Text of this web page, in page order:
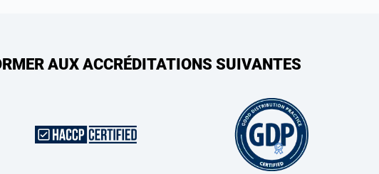
AUX ACCRÉDITATIONS SUIVANTES